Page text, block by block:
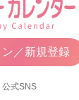
ン／新規登録
公式SNS